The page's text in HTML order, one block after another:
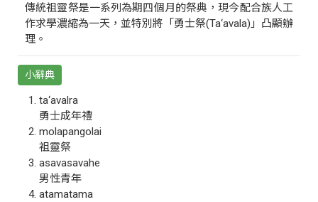
傳統祖靈祭是一系列為期四個月的祭典，現今配合族人工
作求學濃縮為一天，並特別將「勇士祭(Ta‘avala)」凸顯辦
理。
小辭典
ta‘avalra
勇士成年禮
molapangolai
祖靈祭
asavasavahe
男性青年
atamatama